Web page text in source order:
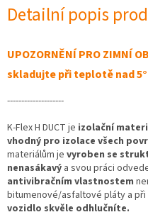
Detailní popis
UPOZORNĚNÍ PRO ZIMNÍ
skladujte při teplotě nad 5
--------------------
K-Flex H DUCT je izolační
vhodný pro izolace všech
materiálům je vyroben se
nenasákavý a svou práci
antivibračním vlastnostem
bitumenové/asfaltové pláty a
vozidlo skvěle odhlučníte.